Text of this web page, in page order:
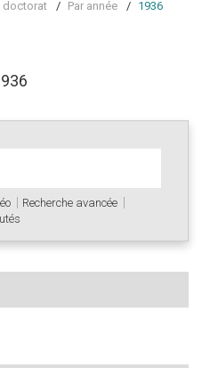
doctorat Par année 1936
Recherche avancée